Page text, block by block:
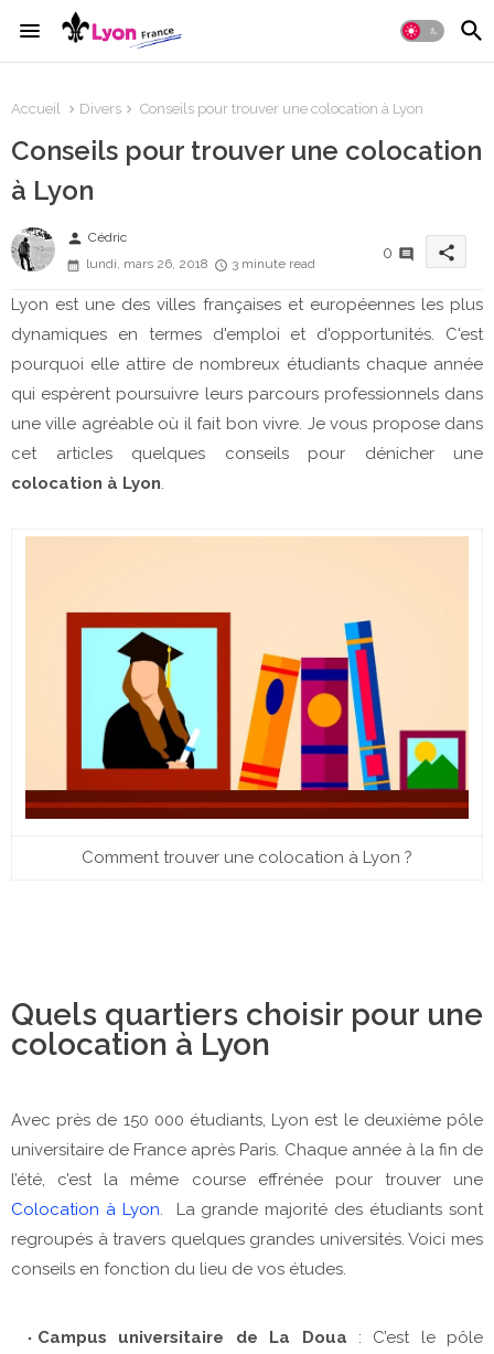
Accueil Divers Conseils pour trouver une colocation à Lyon
Conseils pour trouver une colocation
à Lyon
person Cédric
lundi, mars 26, 2018
3 minute read
0 share
Lyon est une des villes françaises et européennes les plus
dynamiques en termes d'emploi et d'opportunités. C'est
pourquoi elle attire de nombreux étudiants chaque année
qui espèrent poursuivre leurs parcours professionnels dans
une ville agréable où il fait bon vivre. Je vous propose dans
cet articles quelques conseils pour dénicher une
colocation à Lyon
Comment trouver une colocation à Lyon ?
Quels quartiers choisir pour une
colocation à Lyon
Avec près de 150 000 étudiants, Lyon est le deuxième pôle
universitaire de France après Paris. Chaque année à la fin de
l’été, c’est la même course effrénée pour trouver une
Colocation à Lyon
La grande majorité des étudiants sont
regroupés à travers quelques grandes universités. Voici mes
conseils en fonction du lieu de vos études.
Campus universitaire de La Doua : C’est le pôle